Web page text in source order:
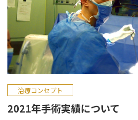
治療コンセプト
2021年手術実績について